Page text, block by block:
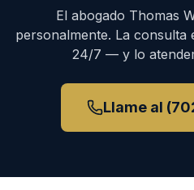
El abogado Thomas
personalmente. La consulta
24/7 — y lo
Llame al